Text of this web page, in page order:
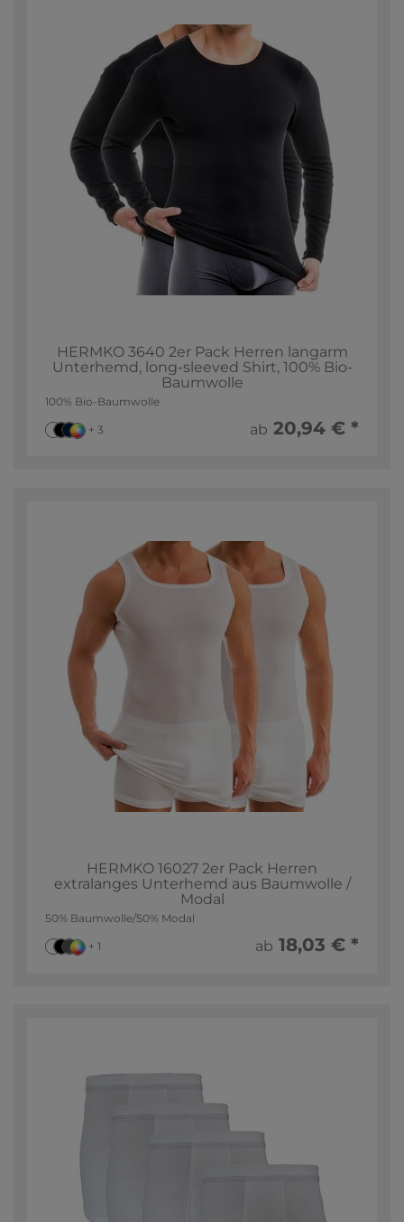
HERMKO 3640 2er Pack Herren langarm
Unterhemd, long-sleeved Shirt, 100% Bio-
Baumwolle
100% Bio-Baumwolle
+ 3 ab 20,94 € *
HERMKO 16027 2er Pack Herren
extralanges Unterhemd aus Baumwolle /
Modal
50% Baumwolle/50% Modal
+ 1 ab 18,03 € *